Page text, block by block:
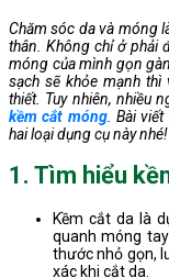
Chăm sóc da và móng
thân. Không chỉ ở phải
móng của mình gọn
sạch sẽ khỏe mạnh
thiết. Tuy nhiên, nhiều
kềm cắt móng. Bài
hai loại dụng cụ này nhé!
1. Tìm hiểu
Kềm cắt da là
quanh móng
thước nhỏ gọn,
xác khi cắt da.